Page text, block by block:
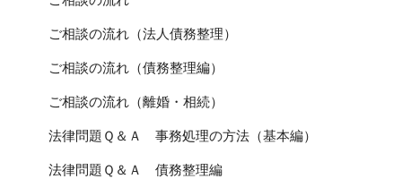
ご相談の流れ（法人債務整理）
ご相談の流れ（債務整理編）
ご相談の流れ（離婚・相続）
法律問題Ｑ＆Ａ 事務処理の方法（基本編）
法律問題Ｑ＆Ａ 債務整理編